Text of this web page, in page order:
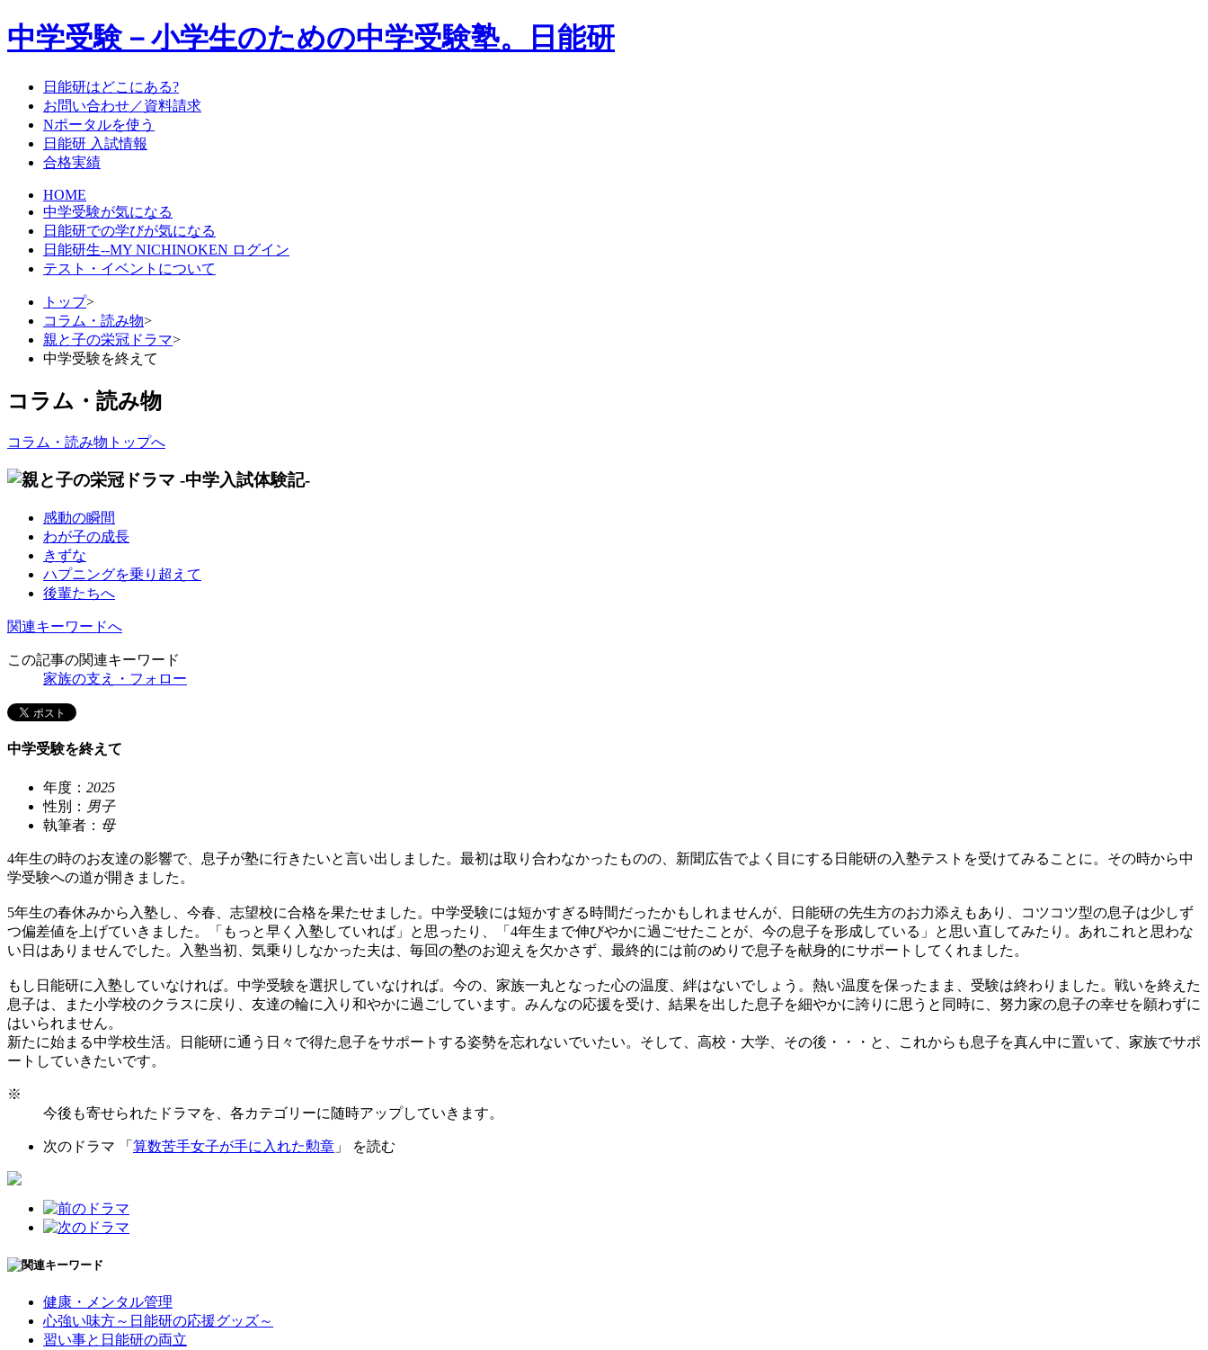
中学受験－小学生のための中学受験塾。日能研
日能研はどこにある?
お問い合わせ／資料請求
Nポータルを使う
日能研 入試情報
合格実績
HOME
中学受験が気になる
日能研での学びが気になる
日能研生--MY NICHINOKEN ログイン
テスト・イベントについて
トップ>
コラム・読み物>
親と子の栄冠ドラマ>
中学受験を終えて
コラム・読み物
コラム・読み物トップへ
感動の瞬間
わが子の成長
きずな
ハプニングを乗り超えて
後輩たちへ
関連キーワードへ
この記事の関連キーワード
家族の支え・フォロー
中学受験を終えて
年度： 2025
性別： 男子
執筆者： 母
4年生の時のお友達の影響で、息子が塾に行きたいと言い出しました。最初は取り合わなかったものの、新聞広告でよく目にする日能研の入塾テストを受けてみることに。その時から中
学受験への道が開きました。
5年生の春休みから入塾し、今春、志望校に合格を果たせました。中学受験には短かすぎる時間だったかもしれませんが、日能研の先生方のお力添えもあり、コツコツ型の息子は少しず
つ偏差値を上げていきました。「もっと早く入塾していれば」と思ったり、「4年生まで伸びやかに過ごせたことが、今の息子を形成している」と思い直してみたり。あれこれと思わな
い日はありませんでした。入塾当初、気乗りしなかった夫は、毎回の塾のお迎えを欠かさず、最終的には前のめりで息子を献身的にサポートしてくれました。
もし日能研に入塾していなければ。中学受験を選択していなければ。今の、家族一丸となった心の温度、絆はないでしょう。熱い温度を保ったまま、受験は終わりました。戦いを終えた
息子は、また小学校のクラスに戻り、友達の輪に入り和やかに過ごしています。みんなの応援を受け、結果を出した息子を細やかに誇りに思うと同時に、努力家の息子の幸せを願わずに
はいられません。
新たに始まる中学校生活。日能研に通う日々で得た息子をサポートする姿勢を忘れないでいたい。そして、高校・大学、その後・・・と、これからも息子を真ん中に置いて、家族でサポ
ートしていきたいです。
※
今後も寄せられたドラマを、各カテゴリーに随時アップしていきます。
次のドラマ 「 算数苦手女子が手に入れた勲章 」 を読む
健康・メンタル管理
心強い味方～日能研の応援グッズ～
習い事と日能研の両立